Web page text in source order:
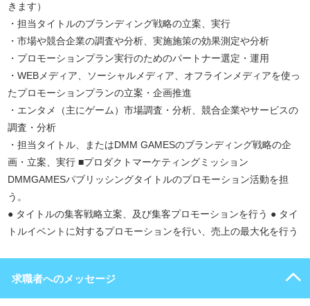
きます）
・担当タイトルのブランディング戦略の立案、実行
・市場や競合企業の調査や分析、実施施策の効果測定や分析
・プロモーションプラン実行のためのパートナー選定・運用
・WEBメディア、ソーシャルメディア、オフラインメディアを使っ
たプロモーションプランの立案・企画推進
・エンタメ（主にゲーム）市場調査・分析、競合企業やサービスの
調査・分析
・担当タイトル、またはDMM GAMESのブランディング戦略の企
画・立案、実行 ■プロダクトマーケティングミッション
DMMGAMESパブリッシングタイトルのプロモーション活動を担
う。
● タイトルの集客戦略立案、及び集客プロモーションを行う ● タイ
トルイベントに対するプロモーションを行い、売上の最大化を行う
求職者へのメッセージ